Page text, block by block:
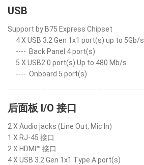
USB
Support by B75 Express Chipset
4 X USB 3.2 Gen 1x1 port(s) up to 5Gb/s
---- Back Panel 4 port(s)
5 X USB2.0 port(s) Up to 480 Mb/s
---- Onboard 5 port(s)
后面板 I/O 接口
2 X Audio jacks (Line Out, Mic In)
1 X RJ-45 接口
2 X HDMI™ 接口
4 X USB 3.2 Gen 1x1 Type A port(s)